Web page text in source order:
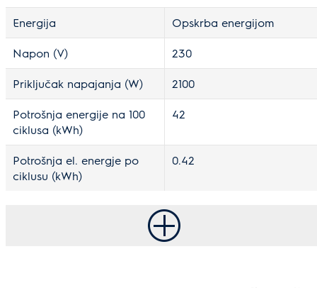
Energija Opskrba energijom
Napon (V) 230
Priključak napajanja (W) 2100
Potrošnja energije na 100
ciklusa (kWh)
42
Potrošnja el. energje po
ciklusu (kWh)
0.42